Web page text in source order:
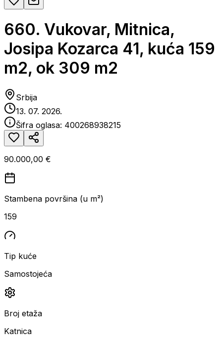
660. Vukovar, Mitnica,
Josipa Kozarca 41, kuća 159
m2, ok 309 m2
Srbija
13. 07. 2026.
Šifra oglasa: 400268938215
90.000,00 €
Stambena površina (u m²)
159
Tip kuće
Samostojeća
Broj etaža
Katnica